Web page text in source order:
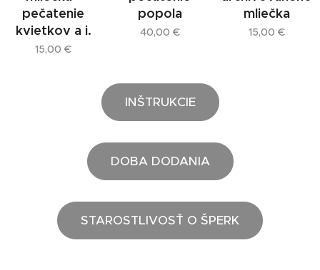
pečatenie
kvietkov a i.
15,00 €
popola
40,00 €
mliečka
15,00 €
INŠTRUKCIE
DOBA DODANIA
STAROSTLIVOSŤ O ŠPERK